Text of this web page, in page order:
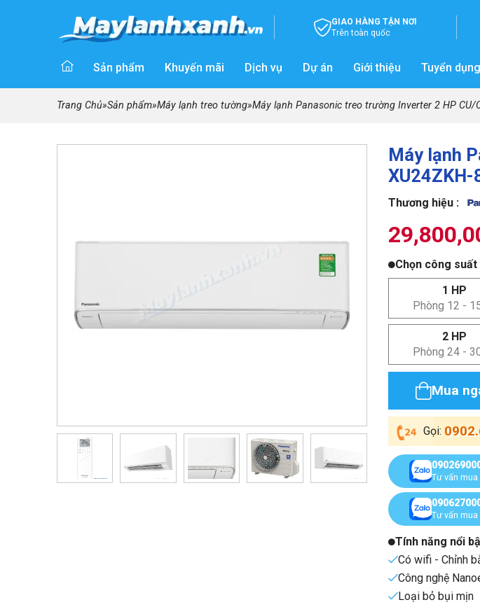
GIAO HÀNG TẬN NƠI
Trên toàn quốc
Sản phẩm Khuyến mãi Dịch vụ Dự án Giới thiệu Tuyển dụng
Trang Chủ»Sản phẩm»Máy lạnh treo tường»Máy lạnh Panasonic treo trường Inverter 2 HP CU/
Máy lạnh
XU24ZKH-
Thương hiệu :
Chọn công suất
1 HP
Phòng 12 -
2 HP
Phòng 24 -
Mua
Gọi:
Tư vấn mua
Tư vấn mua
Tính năng nổi
Có wifi - Chỉnh
Công nghệ
Loại bỏ bụi mịn